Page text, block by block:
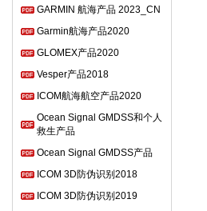
GARMIN 航海产品 2023_CN
Garmin航海产品2020
GLOMEX产品2020
Vesper产品2018
ICOM航海航空产品2020
Ocean Signal GMDSS和个人
救生产品
Ocean Signal GMDSS产品
ICOM 3D防伪识别2018
ICOM 3D防伪识别2019